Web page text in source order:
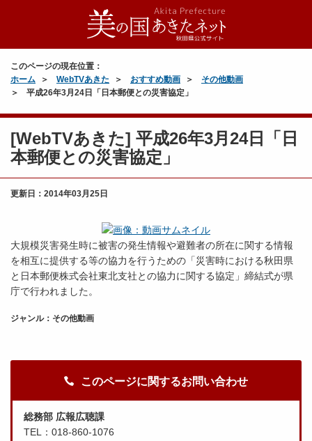
このページの現在位置：
ホーム
WebTVあきた おすすめ動画
その他動画
平成26年3月24日「日本郵便との災害協定」
[WebTVあきた] 平成26年3月24日「日
本郵便との災害協定」
更新日： 2014年03月25日
大規模災害発生時に被害の発生情報や避難者の所在に関する情報
を相互に提供する等の協力を行うための「災害時における秋田県
と日本郵便株式会社東北支社との協力に関する協定」締結式が県
庁で行われました。
ジャンル：その他動画
このページに関するお問い合わせ
総務部 広報広聴課
TEL：018-860-1076